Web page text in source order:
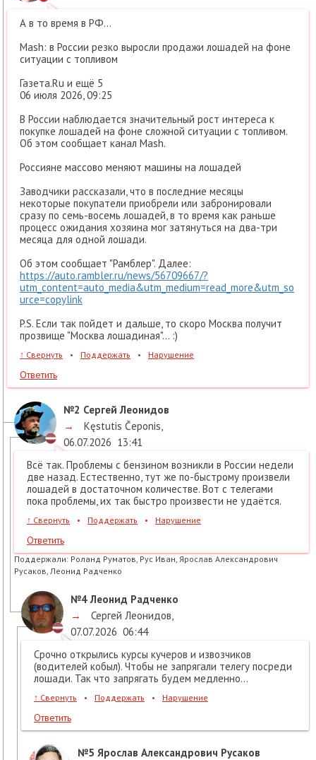
А в то время в РФ...
Mash: в России резко выросли продажи лошадей на фоне
ситуации с топливом
Газета.Ru и ещё 5
06 июля 2026, 09:25
В России наблюдается значительный рост интереса к
покупке лошадей на фоне сложной ситуации с топливом.
Об этом сообщает канал Mash.
Россияне массово меняют машины на лошадей
Заводчики рассказали, что в последние месяцы
некоторые покупатели приобрели или забронировали
сразу по семь-восемь лошадей, в то время как раньше
процесс ожидания хозяина мог затянуться на два-три
месяца для одной лошади.
Об этом сообщает "Рамблер". Далее:
https://auto.rambler.ru/news/56709667/?
utm_content=auto_media&utm_medium=read_more&utm_so
urce=copylink
P.S. Если так пойдет и дальше, то скоро Москва получит
прозвище "Москва лошадиная"... :)
↑ Свернуть • Поддержать • Нарушение
Ответить
№2 Сергей Леонидов
→
Kęstutis Čeponis,
06.07.2026 13:41
Всё так. Проблемы с бензином возникли в России недели
две назад. Естественно, тут же по-быстрому произвели
лошадей в достаточном количестве. Вот с телегами
пока проблемы, их так быстро произвести не удаётся.
↑ Свернуть • Поддержать • Нарушение
Ответить
Поддержали: Роланд Руматов, Рус Иван, Ярослав Александрович
Русаков, Леонид Радченко
№4Леонид Радченко
→
Сергей Леонидов,
07.07.2026 06:44
Срочно открылись курсы кучеров и извозчиков
(водителей кобыл). Чтобы не запрягали телегу посреди
лошади. Так что запрягать будем медленно...
↑ Свернуть • Поддержать • Нарушение
Ответить
№5 Ярослав Александрович Русаков